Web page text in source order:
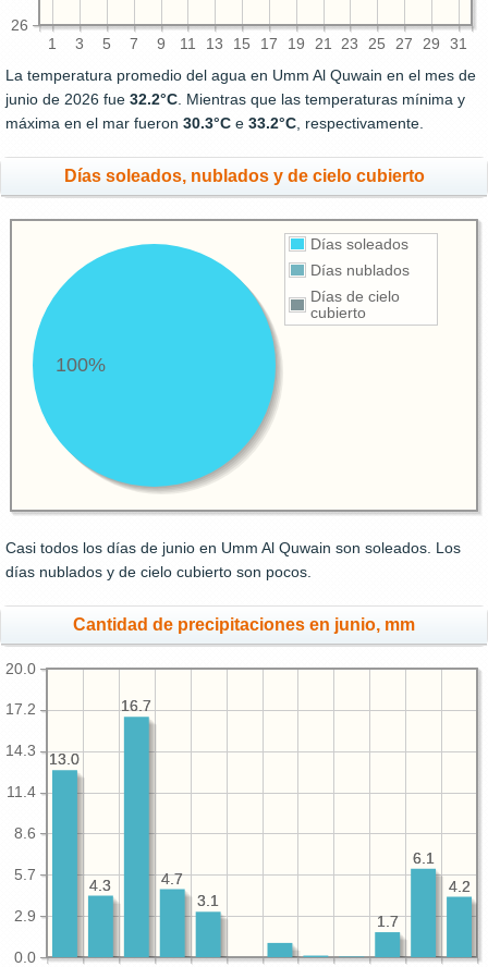
1 3 5 7 9 11 13 15 17 19 21 23 25 27 29 31
26
La temperatura promedio del agua en Umm Al Quwain en el mes de
junio de 2026 fue 32.2°C . Mientras que las temperaturas mínima y
máxima en el mar fueron 30.3°C e 33.2°C , respectivamente.
Días soleados, nublados y de cielo cubierto
Días soleados
Días nublados
Días de cielo
cubierto
100%
Casi todos los días de junio en Umm Al Quwain son soleados. Los
días nublados y de cielo cubierto son pocos.
Cantidad de precipitaciones en junio, mm
0.0
2.9
5.7
8.6
11.4
14.3
17.2
20.0
4.2
6.1
1.7
3.1
4.7
16.7
4.3
13.0
4.2
6.1
1.7
3.1
4.7
16.7
4.3
13.0